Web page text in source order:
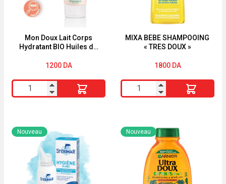
Mon Doux Lait Corps
Hydratant BIO Huiles de
200ml Energie Fruit
1200 DA
quantité
de
Doux
Lait
Hydratant
MIXA BEBE SHAMPOOING
« TRES DOUX »
1800 DA
quantité
de
BEBE
SHAMPOOING
Nouveau Nouveau